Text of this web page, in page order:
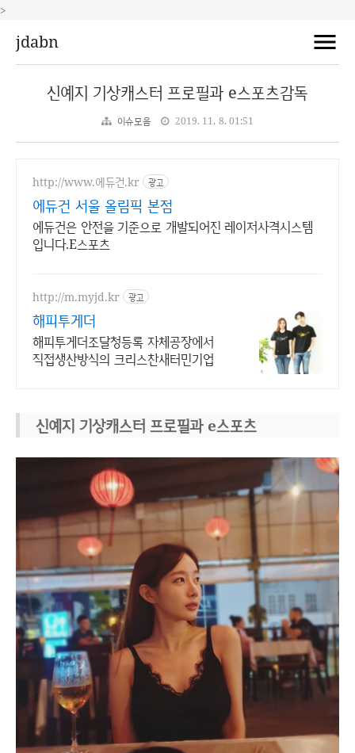
>
jdabn
신예지 기상캐스터 프로필과 e스포츠감독
이슈모음 2019. 11. 8. 01:51
http://www.에듀건.kr 광고
에듀건 서울 올림픽 본점
에듀건은 안전을 기준으로 개발되어진 레이저사격시스템
입니다.E스포츠
http://m.myjd.kr 광고
해피투게더
해피투게더조달청등록 자체공장에서
직접생산방식의 크리스찬새터민기업
신예지 기상캐스터 프로필과 e스포츠